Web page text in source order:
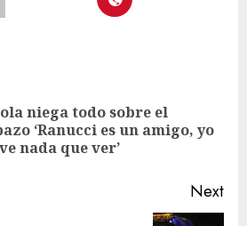
niega todo sobre el
‘Ranucci es un amigo, yo
nada que ver’
Next